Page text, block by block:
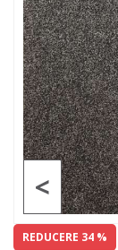
<
REDUCERE 34 %